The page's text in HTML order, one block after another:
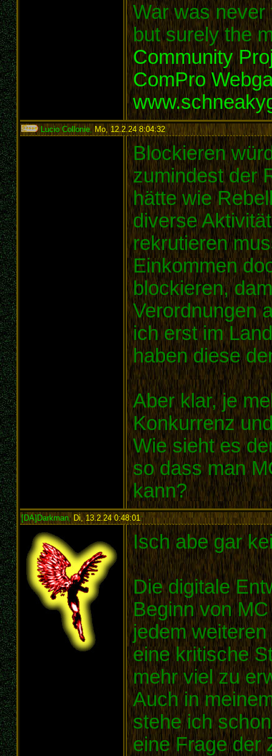
War was never
but surely the
Community
ComPro
Lucio Collonie, Mo, 12.2.24 8:04:32:
Blockieren
zumindest der
hätte wie
diverse
rekrutieren
Einkommen
blockieren,
Verordnungen
ich erst im
haben diese
Aber klar, je
Konkurrenz
Wie sieht es
so dass man
kann?
[DA]Darkman,Di, 13.2.24 0:48:01:
Isch abe gar
Die digitale
Beginn von
jedem
eine kritische
mehr viel zu
Auch in
stehe ich
eine Frage der